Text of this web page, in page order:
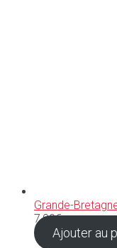
Grande-
7,90€
Ajouter au